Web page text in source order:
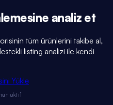
analiz et
tüm ürünlerini takibe al,
listing analizi ile kendi
Yükle
aktif